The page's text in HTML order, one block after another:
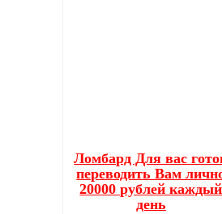
Ломбард Для вас
переводить Вам
20000 рублей каждый
день